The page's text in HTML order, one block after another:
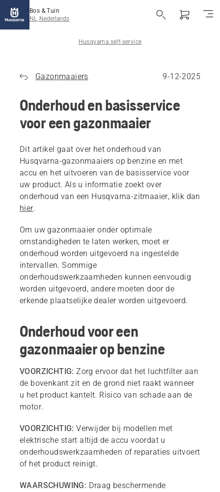
Bos & Tuin
NL, Nederlands
Husqvarna self-service
Gazonmaaiers 9-12-2025
Onderhoud en basisservice
voor een gazonmaaier
Dit artikel gaat over het onderhoud van
Husqvarna-gazonmaaiers op benzine en met
accu en het uitvoeren van de basisservice voor
uw product. Als u informatie zoekt over
onderhoud van een Husqvarna-zitmaaier, klik dan
hier.
Om uw gazonmaaier onder optimale
omstandigheden te laten werken, moet er
onderhoud worden uitgevoerd na ingestelde
intervallen. Sommige
onderhoudswerkzaamheden kunnen eenvoudig
worden uitgevoerd, andere moeten door de
erkende plaatselijke dealer worden uitgevoerd.
Onderhoud voor een
gazonmaaier op benzine
VOORZICHTIG: Zorg ervoor dat het luchtfilter aan
de bovenkant zit en de grond niet raakt wanneer
u het product kantelt. Risico van schade aan de
motor.
VOORZICHTIG: Verwijder bij modellen met
elektrische start altijd de accu voordat u
onderhoudswerkzaamheden of reparaties uitvoert
of het product reinigt.
WAARSCHUWING: Draag beschermende